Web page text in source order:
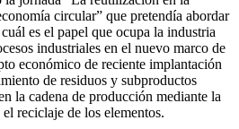
circular” que pretendía abordar
es el papel que ocupa la industria
industriales en el nuevo marco de
económico de reciente implantación
de residuos y subproductos
la cadena de producción mediante la
reciclaje de los elementos.